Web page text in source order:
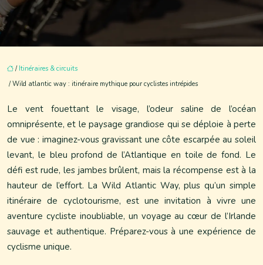
/ Itinéraires & circuits
/ Wild atlantic way : itinéraire mythique pour cyclistes intrépides
Le vent fouettant le visage, l’odeur saline de l’océan
omniprésente, et le paysage grandiose qui se déploie à perte
de vue : imaginez-vous gravissant une côte escarpée au soleil
levant, le bleu profond de l’Atlantique en toile de fond. Le
défi est rude, les jambes brûlent, mais la récompense est à la
hauteur de l’effort. La Wild Atlantic Way, plus qu’un simple
itinéraire de cyclotourisme, est une invitation à vivre une
aventure cycliste inoubliable, un voyage au cœur de l’Irlande
sauvage et authentique. Préparez-vous à une expérience de
cyclisme unique.